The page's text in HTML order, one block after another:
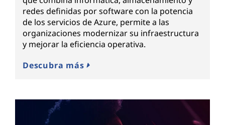
redes definidas por software con la potencia
de los servicios de Azure, permite a las
organizaciones modernizar su infraestructura
y mejorar la eficiencia operativa.
Descubra más